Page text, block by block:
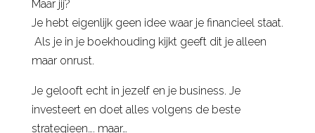
Maar jij?
Je hebt eigenlijk geen idee waar je financieel staat.
Als je in je boekhouding kijkt geeft dit je alleen
maar onrust.
Je gelooft echt in jezelf en je business. Je
investeert en doet alles volgens de beste
strategieen…. maar…